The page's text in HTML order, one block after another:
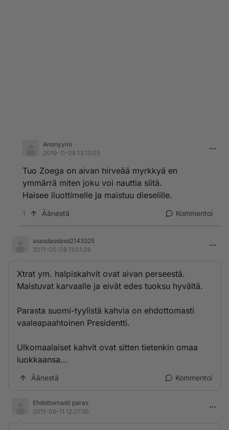
Anonyymi
2019-11-08 13:13:05
Tuo Zoega on aivan hirveää myrkkyä en
ymmärrä miten joku voi nauttia siitä.
Haisee liuottimelle ja maistuu dieselille.
1 Äänestä Kommentoi
asasdasdasd2143325
2011-05-08 11:01:24
Xtrat ym. halpiskahvit ovat aivan perseestä.
Maistuvat karvaalle ja eivät edes tuoksu hyvältä.
Parasta suomi-tyylistä kahvia on ehdottomasti
vaaleapaahtoinen Presidentti.
Ulkomaalaiset kahvit ovat sitten tietenkin omaa
luokkaansa...
Äänestä Kommentoi
Ehdottomasti paras
2011-06-11 12:21:30